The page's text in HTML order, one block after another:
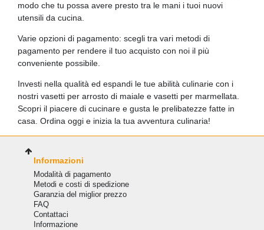
modo che tu possa avere presto tra le mani i tuoi nuovi
utensili da cucina.
Varie opzioni di pagamento: scegli tra vari metodi di
pagamento per rendere il tuo acquisto con noi il più
conveniente possibile.
Investi nella qualità ed espandi le tue abilità culinarie con i
nostri vasetti per arrosto di maiale e vasetti per marmellata.
Scopri il piacere di cucinare e gusta le prelibatezze fatte in
casa. Ordina oggi e inizia la tua avventura culinaria!
Informazioni
Modalità di pagamento
Metodi e costi di spedizione
Garanzia del miglior prezzo
FAQ
Сontattaci
Informazione